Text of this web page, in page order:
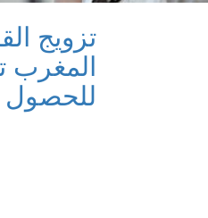
تزويج
للحصول